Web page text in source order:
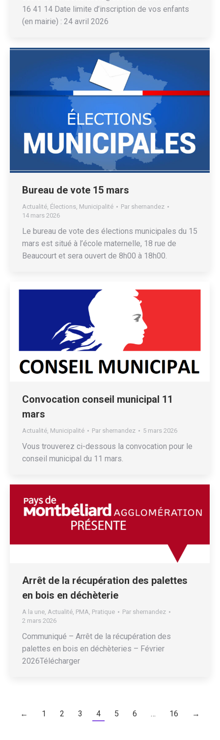
16 41 14 Date limite d’inscription de vos enfants
(en mairie) : 24 avril 2026
Bureau de vote 15 mars
Actualité, Élections, Municipalité Par shernandez
14 mars 2026
Le bureau de vote des élections municipales du 15
mars est situé à l’école maternelle, 18 rue de
Beaucourt et sera ouvert de 8h00 à 18h00.
Convocation conseil municipal 11
mars
Actualité Municipalité Par shernandez 5 mars 2026
Vous trouverez ci-dessous la convocation pour le
conseil municipal du 11 mars.
Arrêt de la récupération des palettes
en bois en déchèterie
A la une Actualité PMA Pratique Par shernandez
2 mars 2026
Communiqué – Arrêt de la récupération des
palettes en bois en déchèteries – Février
2026Télécharger
← 1 2 3 4 5 6 … 16 →